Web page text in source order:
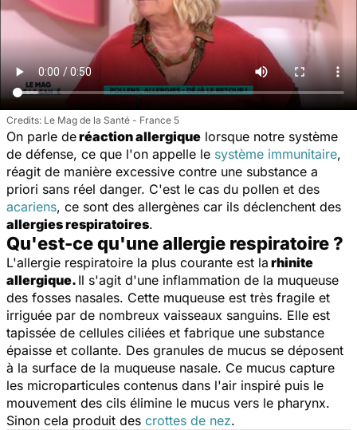
Le Mag de la Santé - France 5
On parle deréaction allergique lorsque notre système
de défense, ce que l'on appelle le système immunitaire,
réagit de manière excessive contre une substance a
priori sans réel danger. C'est le cas du pollen et des
acariens, ce sont des allergènes car ils déclenchent des
allergies respiratoires.
Qu'est-ce qu'une allergie respiratoire ?
L'allergie respiratoire la plus courante est la rhinite
allergique. Il s'agit d'une inflammation de la muqueuse
des fosses nasales. Cette muqueuse est très fragile et
irriguée par de nombreux vaisseaux sanguins. Elle est
tapissée de cellules ciliées et fabrique une substance
épaisse et collante. Des granules de mucus se déposent
à la surface de la muqueuse nasale. Ce mucus capture
les microparticules contenus dans l'air inspiré puis le
mouvement des cils élimine le mucus vers le pharynx.
Sinon cela produit des crottes de nez.